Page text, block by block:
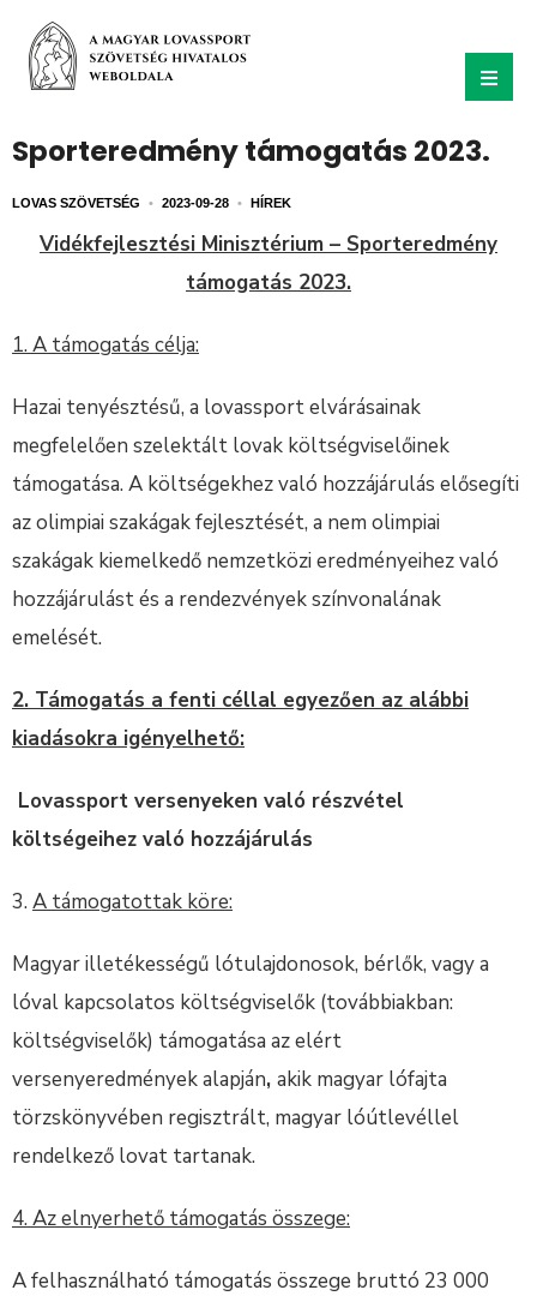
Sporteredmény támogatás 2023.
LOVAS SZÖVETSÉG • 2023-09-28 • HÍREK
Vidékfejlesztési Minisztérium – Sporteredmény
támogatás 2023.
1. A támogatás célja:
Hazai tenyésztésű, a lovassport elvárásainak
megfelelően szelektált lovak költségviselőinek
támogatása. A költségekhez való hozzájárulás elősegíti
az olimpiai szakágak fejlesztését, a nem olimpiai
szakágak kiemelkedő nemzetközi eredményeihez való
hozzájárulást és a rendezvények színvonalának
emelését.
2. Támogatás a fenti céllal egyezően az alábbi
kiadásokra igényelhető:
Lovassport versenyeken való részvétel
költségeihez való hozzájárulás
3. A támogatottak köre:
Magyar illetékességű lótulajdonosok, bérlők, vagy a
lóval kapcsolatos költségviselők (továbbiakban:
költségviselők) támogatása az elért
versenyeredmények alapján, akik magyar lófajta
törzskönyvében regisztrált, magyar lóútlevéllel
rendelkező lovat tartanak.
4. Az elnyerhető támogatás összege:
A felhasználható támogatás összege bruttó 23 000